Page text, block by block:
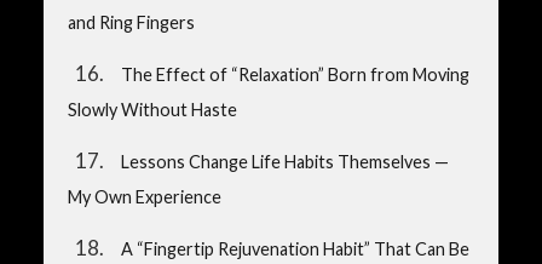
and Ring Fingers
16
The Effect of “Relaxation” Born from Moving
Slowly Without Haste
17
Lessons Change Life Habits Themselves —
My Own Experience
18
A “Fingertip Rejuvenation Habit” That Can Be